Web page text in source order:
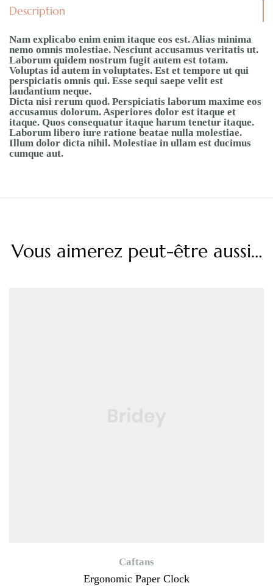
Description
Nam explicabo enim enim itaque eos est. Alias minima
nemo omnis molestiae. Nesciunt accusamus veritatis ut.
Laborum quidem nostrum fugit autem est totam.
Voluptas id autem in voluptates. Est et tempore ut qui
perspiciatis omnis qui. Esse sequi saepe velit est
laudantium neque.
Dicta nisi rerum quod. Perspiciatis laborum maxime eos
accusamus dolorum. Asperiores dolor est itaque et
itaque. Quos consequatur itaque harum tenetur itaque.
Laborum libero iure ratione beatae nulla molestiae.
Illum dolor dicta nihil. Molestiae in ullam est ducimus
cumque aut.
Vous aimerez peut-être aussi…
Caftans
Ergonomic Paper Clock